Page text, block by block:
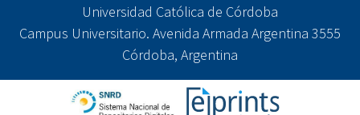
Universidad Católica de Córdoba
Campus Universitario. Avenida Armada Argentina 3555
Córdoba, Argentina